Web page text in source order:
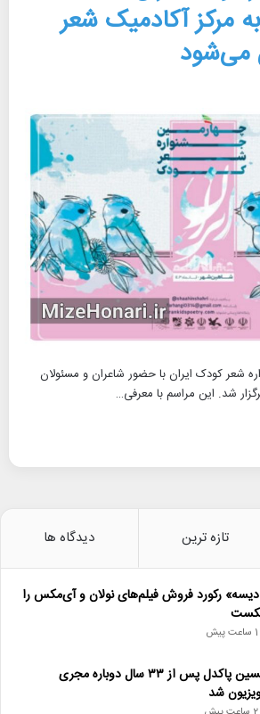
مرکز آکادمیک شعر
می‌شود
شعر کودک ایران با حضور شاعران و مسئولان
شد. این مراسم با معرفی…
تازه ترین دیدگاه ها
رکورد فروش فیلم‌های نولان و آی‌مکس را
1 ساعت پیش
حسین پاکدل پس از ۳۳ سال دوباره مجری
شد